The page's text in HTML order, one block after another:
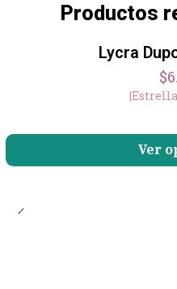
Productos
Lycra
|
Ver